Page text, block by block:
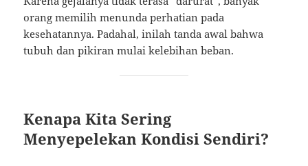
orang memilih menunda perhatian pada
kesehatannya. Padahal, inilah tanda awal bahwa
tubuh dan pikiran mulai kelebihan beban.
Kenapa Kita Sering
Menyepelekan Kondisi Sendiri?